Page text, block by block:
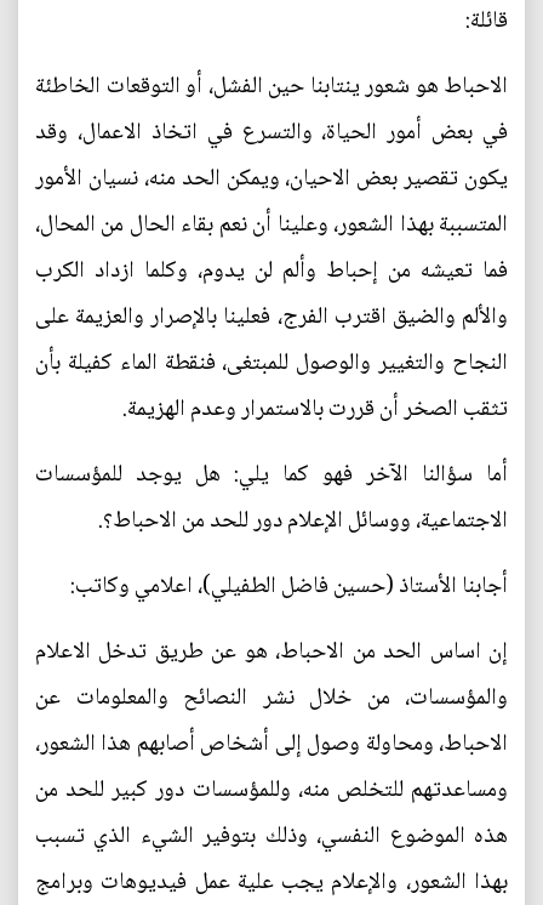
قائلة:
الاحباط هو شعور ينتابنا حين الفشل، أو التوقعات الخاطئة
في بعض أمور الحياة، والتسرع في اتخاذ الاعمال، وقد
يكون تقصير بعض الاحيان، ويمكن الحد منه، نسيان الأمور
المتسببة بهذا الشعور، وعلينا أن نعم بقاء الحال من المحال،
فما تعيشه من إحباط وألم لن يدوم، وكلما ازداد الكرب
والألم والضيق اقترب الفرج، فعلينا بالإصرار والعزيمة على
النجاح والتغيير والوصول للمبتغى، فنقطة الماء كفيلة بأن
تثقب الصخر أن قررت بالاستمرار وعدم الهزيمة.
أما سؤالنا الآخر فهو كما يلي: هل يوجد للمؤسسات
الاجتماعية، ووسائل الإعلام دور للحد من الاحباط؟.
أجابنا الأستاذ (حسين فاضل الطفيلي)، اعلامي وكاتب:
إن اساس الحد من الاحباط، هو عن طريق تدخل الاعلام
والمؤسسات، من خلال نشر النصائح والمعلومات عن
الاحباط، ومحاولة وصول إلى أشخاص أصابهم هذا الشعور،
ومساعدتهم للتخلص منه، وللمؤسسات دور كبير للحد من
هذه الموضوع النفسي، وذلك بتوفير الشيء الذي تسبب
بهذا الشعور، والإعلام يجب علية عمل فيديوهات وبرامج